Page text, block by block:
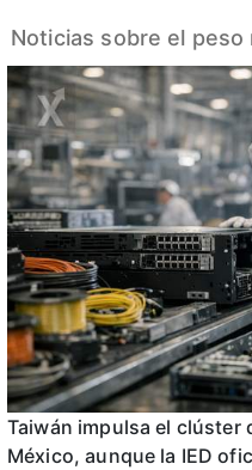
Noticias sobre el peso
Taiwán impulsa el clúster
México, aunque la IED